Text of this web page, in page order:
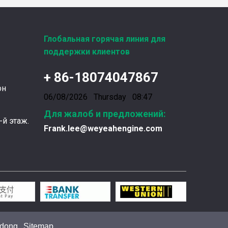
Фильтры UPF для газовых двигателей MWM
Фильтры UPF для газовых двигателей MWM
этаж.
Глобальная горячая линия для
поддержки клиентов
+ 86-18074047867
06/08/2026 Thursday 08:47
Для жалоб и предложений:
Frank.lee@weyeahengine.com
Sitemap